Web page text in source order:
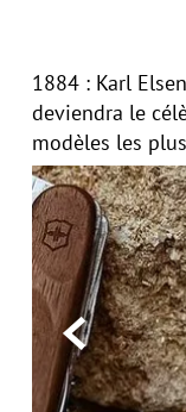
1884 : Karl
deviendra le
modèles les
